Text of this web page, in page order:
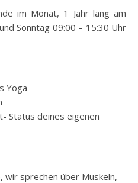
im Monat, 1 Jahr lang am
Sonntag 09:00 – 15:30 Uhr
Yoga
Status deines eigenen
wir sprechen über Muskeln,